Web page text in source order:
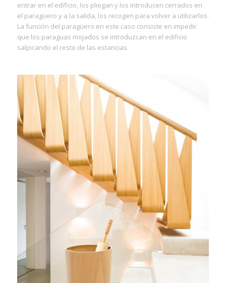
entrar en el edificio, los pliegan y los introducen cerrados en
el paragüero y a la salida, los recogen para volver a utilizarlos.
La función del paragüero en este caso consiste en impedir
que los paraguas mojados se introduzcan en el edificio
salpicando el resto de las estancias.